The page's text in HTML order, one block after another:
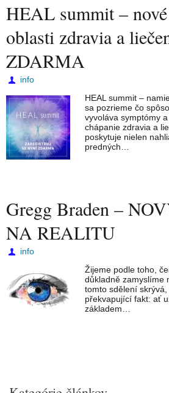
HEAL summit –
oblasti zdravia a
ZDARMA
info
HEAL summit –
sa pozrieme čo
vyvoláva symptómy
chápanie zdravia a
poskytuje nielen
predných…
Gregg Braden –
NA REALITU
info
Žijeme podle toho,
důkladně zamyslíme
tomto sdělení
překvapující fakt: ať
základem…